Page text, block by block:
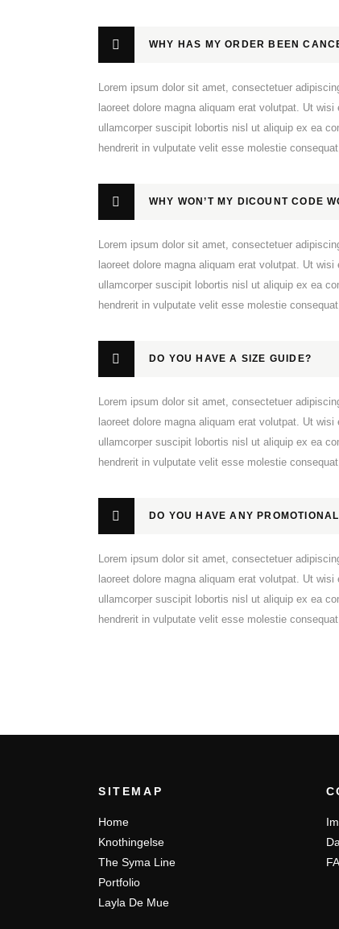
WHY HAS MY ORDER BEEN
Lorem ipsum dolor sit amet, consectetuer
laoreet dolore magna aliquam erat volutpat. Ut
ullamcorper suscipit lobortis nisl ut aliquip ex ea
hendrerit in vulputate velit esse molestie
WHY WON’T MY DICOUNT CODE
Lorem ipsum dolor sit amet, consectetuer
laoreet dolore magna aliquam erat volutpat. Ut
ullamcorper suscipit lobortis nisl ut aliquip ex ea
hendrerit in vulputate velit esse molestie
DO YOU HAVE A SIZE GUIDE?
Lorem ipsum dolor sit amet, consectetuer
laoreet dolore magna aliquam erat volutpat. Ut
ullamcorper suscipit lobortis nisl ut aliquip ex ea
hendrerit in vulputate velit esse molestie
DO YOU HAVE ANY
Lorem ipsum dolor sit amet, consectetuer
laoreet dolore magna aliquam erat volutpat. Ut
ullamcorper suscipit lobortis nisl ut aliquip ex ea
hendrerit in vulputate velit esse molestie
SITEMAP
Home
Knothingelse
The Syma Line
Portfolio
Layla De Mue